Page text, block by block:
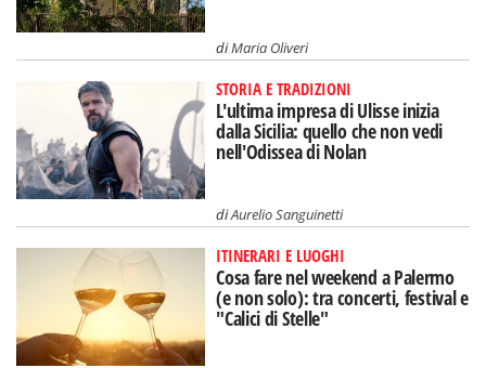
diMaria Oliveri
STORIA E TRADIZIONI
L'ultima impresa di Ulisse inizia
dalla Sicilia: quello che non vedi
nell'Odissea di Nolan
diAurelio Sanguinetti
ITINERARI E LUOGHI
Cosa fare nel weekend a Palermo
(e non solo): tra concerti, festival e
"Calici di Stelle"